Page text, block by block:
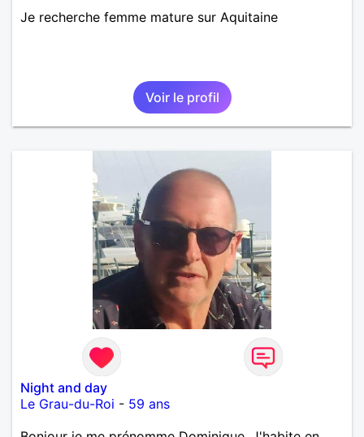
Je recherche femme mature sur Aquitaine
Voir le profil
Night and day
Le Grau-du-Roi - 59 ans